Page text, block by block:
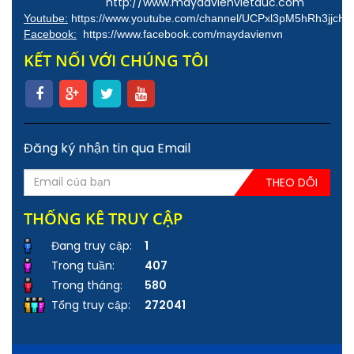
Youtube: https://www.youtube.com/channel/
Facebook: https://www.facebook.com/maydavienvn
KẾT NỐI VỚI CHÚNG TÔI
Đăng ký nhận tin qua Email
THEO DÕI
THỐNG KÊ TRUY CẬP
Đang truy cập:
1
Trong tuần:
407
Trong tháng:
580
Tổng truy cập:
272041